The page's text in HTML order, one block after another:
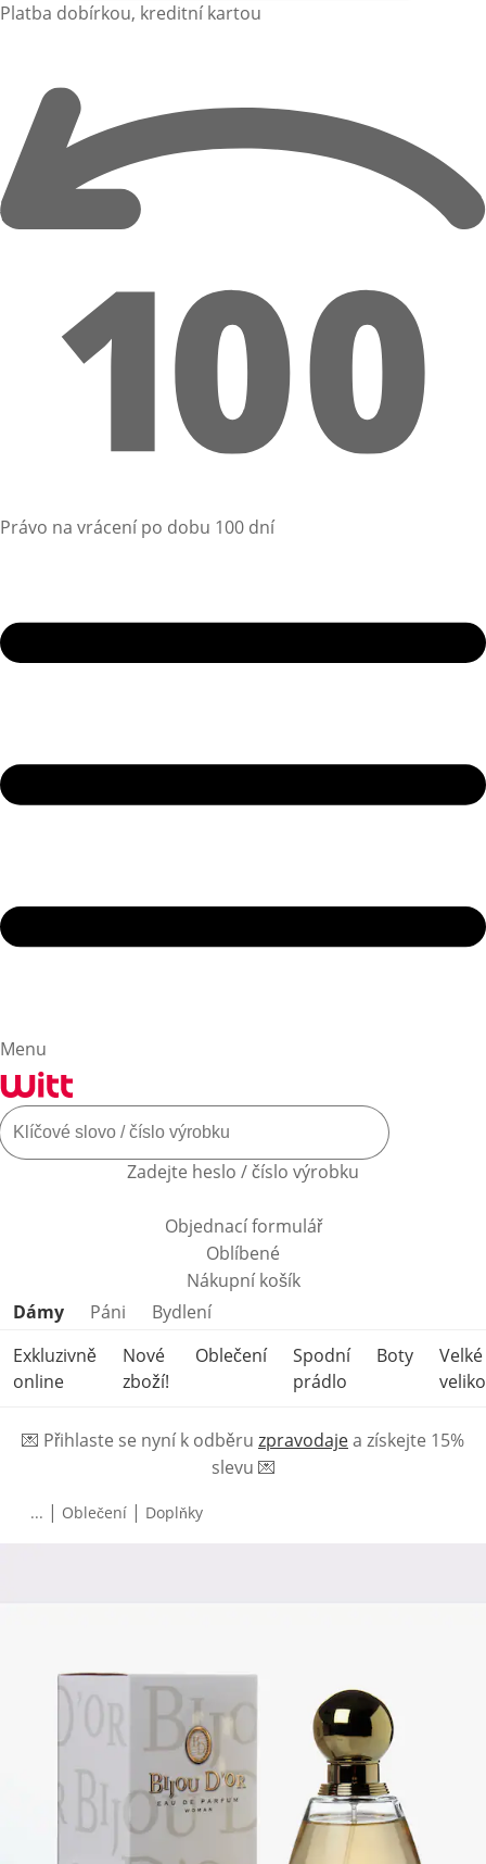
Platba dobírkou, kreditní kartou
Právo na vrácení po dobu 100 dní
Menu
Zadejte heslo / číslo výrobku
Objednací formulář
Oblíbené
Nákupní košík
Přeskočit kategorie produktů
Dámy Páni
Bydlení
Exkluzivně
online
Nové
zboží!
Oblečení
Spodní
prádlo
Boty
Velké
💌 Přihlaste se nyní k odběru zpravodajea získejte 15%
slevu 💌
... | Oblečení | Doplňky